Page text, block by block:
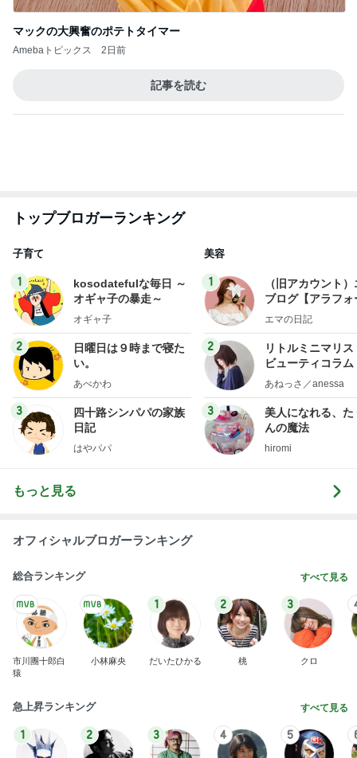
マックの大興奮のポテトタイマー
Amebaトピックス 2日前
記事を読む
トップブロガーランキング
子育て
1
kosodatefulな毎日 ～
オギャ子の暴走～
オギャ子
2
日曜日は９時まで寝た
い。
あべかわ
3
四十路シンパパの家族
日記
はやパパ
美容
1
（旧アカウント
ブログ【アラフォ
社売却セカンドラ
エマの日記
2
リトルミニマリス
ビューティコラ
little
あねっさ／anessa
3
美人になれる、た
んの魔法
hiromi
もっと見る
オフィシャルブロガーランキング
総合ランキング すべて見る
市川團十郎白
猿
小林麻央
1
だいたひかる
2
桃
3
クロ
急上昇ランキング すべて見る
1 2 3 4 5